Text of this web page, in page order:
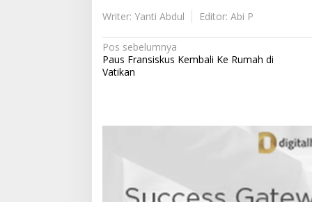
Writer: Yanti Abdul
Editor: Abi P
N
a
g
Pos sebelumnya
Paus Fransiskus Kembali Ke Rumah di
Vatikan